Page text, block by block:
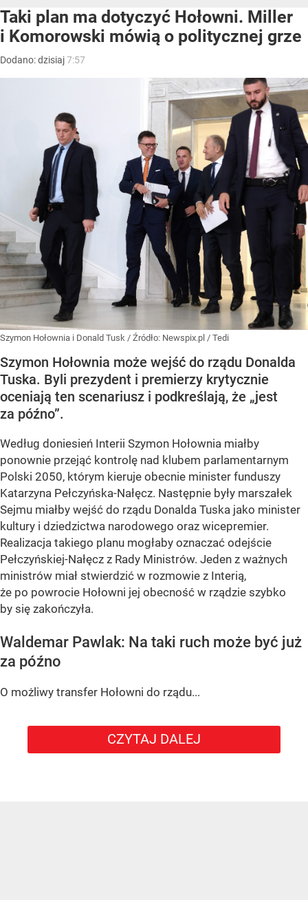
Taki plan ma dotyczyć Hołowni. Miller
i Komorowski mówią o politycznej grze
Dodano:dzisiaj7:57
Szymon Hołownia i Donald Tusk / Źródło: Newspix.pl / Tedi
Szymon Hołownia może wejść do rządu Donalda
Tuska. Byli prezydent i premierzy krytycznie
oceniają ten scenariusz i podkreślają, że „jest
za późno”.
Według doniesień Interii Szymon Hołownia miałby
ponownie przejąć kontrolę nad klubem parlamentarnym
Polski 2050, którym kieruje obecnie minister funduszy
Katarzyna Pełczyńska-Nałęcz. Następnie były marszałek
Sejmu miałby wejść do rządu Donalda Tuska jako minister
kultury i dziedzictwa narodowego oraz wicepremier.
Realizacja takiego planu mogłaby oznaczać odejście
Pełczyńskiej-Nałęcz z Rady Ministrów. Jeden z ważnych
ministrów miał stwierdzić w rozmowie z Interią,
że po powrocie Hołowni jej obecność w rządzie szybko
by się zakończyła.
Waldemar Pawlak: Na taki ruch może być już
za późno
O możliwy transfer Hołowni do rządu...
CZYTAJ DALEJ